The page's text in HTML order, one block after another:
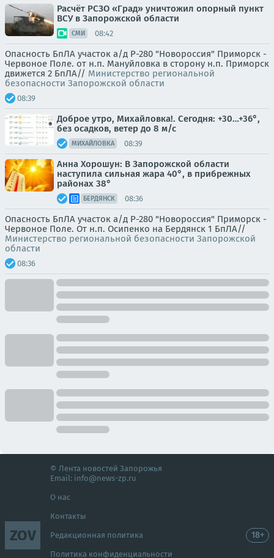
Расчёт РСЗО «Град» уничтожил опорный пункт
ВСУ в Запорожской области
СМИ 08:42
Опасность БпЛА участок а/д Р-280 "Новороссия" Приморск -
Червоное Поле. от н.п. Мануйловка в сторону н.п. Приморск
движется 2 БпЛА// Министерство региональной
безопасности Запорожской области
08:39
Доброе утро, Михайловка!. Сегодня: +30…+36°,
без осадков, ветер до 8 м/с
МИХАЙЛОВКА 08:39
Анна Хорошун: В Запорожской области
наступила сильная жара 40°, в прибрежных
районах 38°
БЕРДЯНСК 08:36
Опасность БпЛА участок а/д Р-280 "Новороссия" Приморск -
Червоное Поле. От н.п. Осипенко на Бердянск 1 БпЛА//
Министерство региональной безопасности Запорожской
области
08:36
ZOV
© Лента новостей Запорожья
Email: info@news-zp.ru
О нас
Контакты
Редакционная политика
Политика конфиденциальности
18+